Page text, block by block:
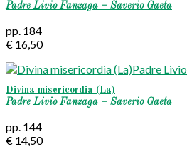
Padre Livio Fanzaga – Saverio Gaeta
pp. 184
€ 16,50
Divina misericordia (La)
Padre Livio Fanzaga – Saverio Gaeta
pp. 144
€ 14,50